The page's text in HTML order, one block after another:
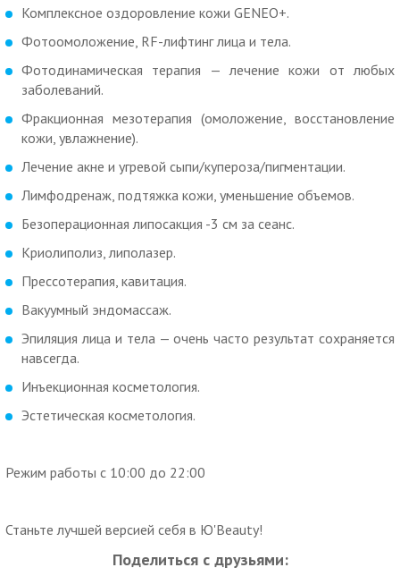
зоны).
4000 р. вместо 8000 р. за криолиполиз (4 насадки).
Лазерный липолиз - минус 3 см за сеанс, сеанс
длится 30 мин. Кавитация - 2 зоны - 40 мин.:
Посмотреть описание процедуры: лазерный липолиз.
1400 р. вместо 2400 р. за лазерный липолиз, 8 зон.
2200 р. вместо 4000 р. за лазерный липолиз, 16 зон.
Посмотреть описание процедуры: кавитация.
1300 р. вместо 2400 р. за кавитацию, 2 зоны (40 мин.).
Скидка до 50% на вакуумный эндомассаж (LPG), RF-
лифтинг тела, озонотерапия (лимфодренаж,
1600 р. вместо 3200 р. завакуумный эндомассаж (LPG), 50
1400 р. вместо 2400 р. за RF-лифтинг тела.
Посмотреть описание
Комплексное оздоровление кожи GENEO+.
Фотоомоложение, RF-лифтинг лица и тела.
Фотодинамическая терапия — лечение кожи от любых
заболеваний.
Фракционная мезотерапия (омоложение, восстановление
кожи, увлажнение).
Лечение акне и угревой сыпи/купероза/пигментации.
Лимфодренаж, подтяжка кожи, уменьшение объемов.
Безоперационная липосакция -3 см за сеанс.
Криолиполиз, липолазер.
Прессотерапия, кавитация.
Вакуумный эндомассаж.
Эпиляция лица и тела — очень часто результат сохраняется
навсегда.
Инъекционная косметология.
Эстетическая косметология.
Режим работы с 10:00 до 22:00
Станьте лучшей версией себя в Ю'Beauty!
Поделиться с друзьями: